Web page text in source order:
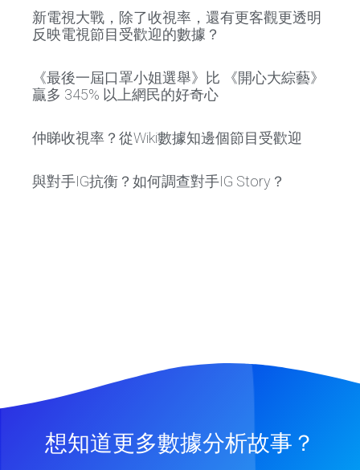
新電視大戰，除了收視率，還有更客觀更透明
反映電視節目受歡迎的數據？
《最後一屆口罩小姐選舉》比 《開心大綜藝》
贏多 345% 以上網民的好奇心
仲睇收視率？從Wiki數據知邊個節目受歡迎
與對手IG抗衡？如何調查對手IG Story？
想知道更多數據分析故事？